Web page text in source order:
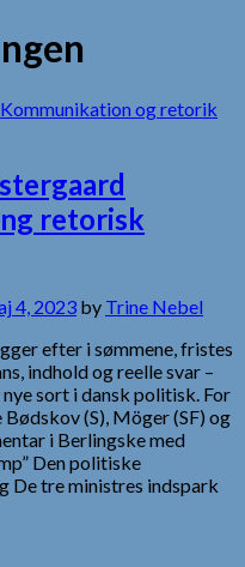
Kommunikation og retorik
retorisk
4, 2023 by Trine Nebel
efter i sømmene, fristes
indhold og reelle svar –
sort i dansk politisk. For
(S), Möger (SF) og
i Berlingske med
Den politiske
De tre ministres indspark